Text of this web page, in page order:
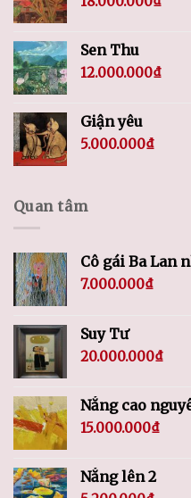
Sen Thu
12.000.000₫
Giận yêu
5.000.000₫
Quan tâm
Cô gái Ba Lan
7.000.000₫
Suy Tư
20.000.000₫
Nắng cao
15.000.000₫
Nắng lên 2